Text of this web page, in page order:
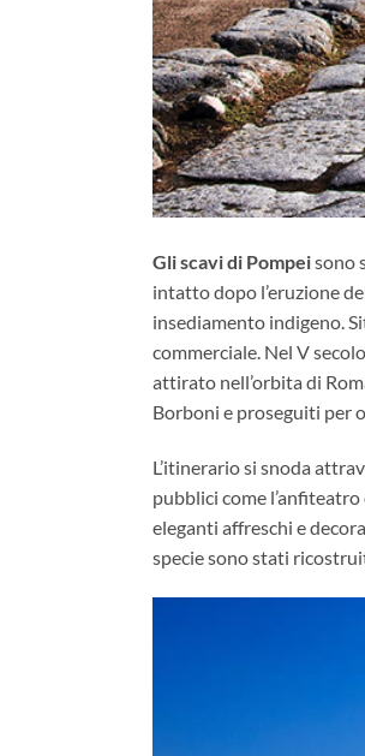
Gli scavi di Pompeisono
intatto dopo l’eruzione
insediamento indigeno.
commerciale. Nel V
attirato nell’orbita di
Borboni e proseguiti per
L’itinerario si snoda
pubblici come
eleganti affreschi e
specie sono stati